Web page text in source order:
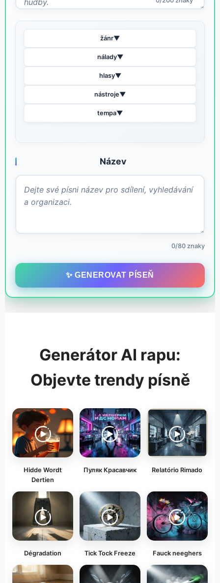
žánr▼
nálady▼
hlasy▼
nástroje▼
tempa▼
Název
0/80 znaky
✨ GENEROVAT PÍSEŇ
Generátor AI rapu:
Objevte trendy písně
Hidde Wordt
Dertien
Пуляк Красавчик Relatório Rimado
Dégradation Tick Tock Freeze Fauck neeghers